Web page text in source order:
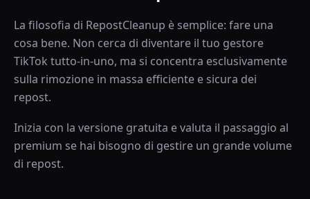
La filosofia di RepostCleanup è semplice: fare una
cosa bene. Non cerca di diventare il tuo gestore
TikTok tutto-in-uno, ma si concentra esclusivamente
sulla rimozione in massa efficiente e sicura dei
repost.
Inizia con la versione gratuita e valuta il passaggio al
premium se hai bisogno di gestire un grande volume
di repost.